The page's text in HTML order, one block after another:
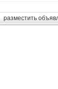
разместить